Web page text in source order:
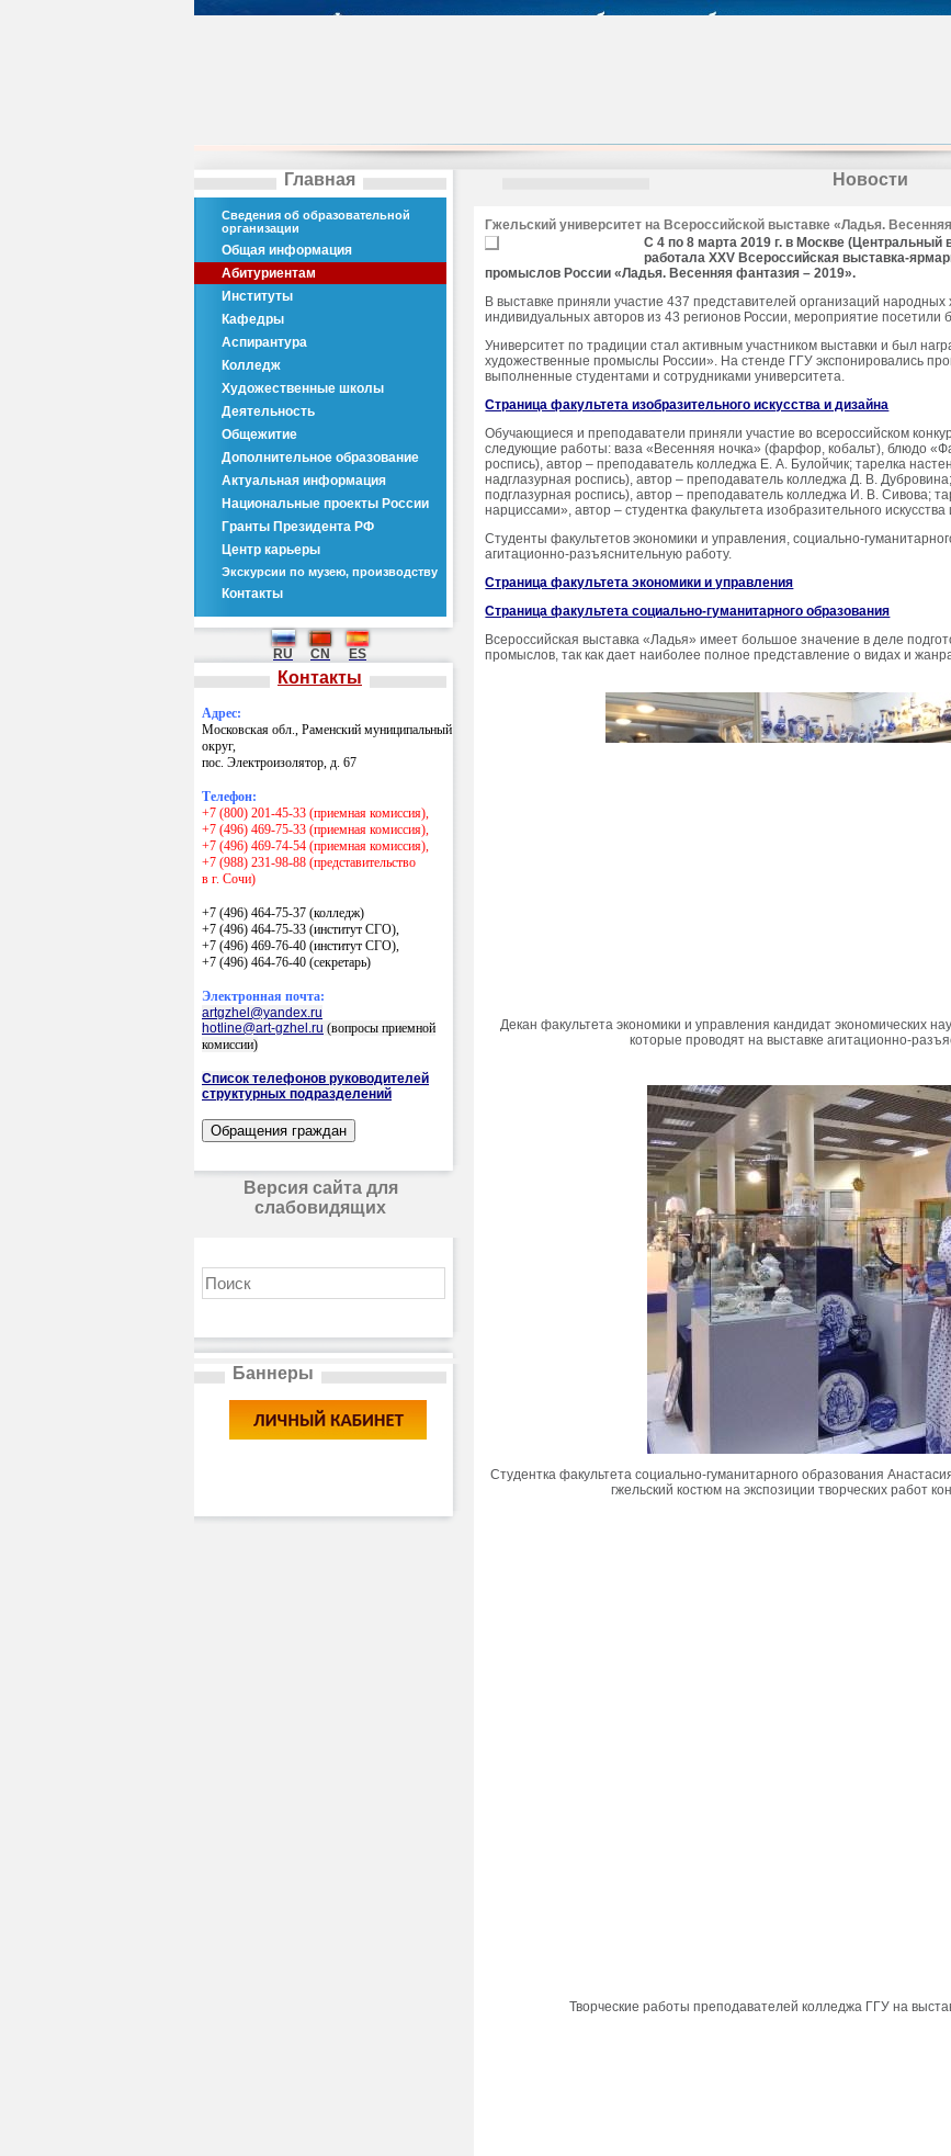
Главная
Сведения об образовательной
организации
Общая информация
Абитуриентам
Институты
Кафедры
Аспирантура
Колледж
Художественные школы
Деятельность
Общежитие
Дополнительное образование
Актуальная информация
Национальные проекты России
Гранты Президента РФ
Центр карьеры
Экскурсии по музею, производству
Контакты
RU CN ES
Контакты
Адрес:
Московская обл., Раменский муниципальный
округ,
пос. Электроизолятор, д. 67
Телефон:
+7 (800) 201-45-33 (приемная комиссия),
+7 (496) 469-75-33 (приемная комиссия),
+7 (496) 469-74-54 (приемная комиссия),
+7 (988) 231-98-88 (представительство
в г. Сочи)
+7 (496) 464-75-37 (колледж)
+7 (496) 464-75-33 (институт СГО),
+7 (496) 469-76-40 (институт СГО),
+7 (496) 464-76-40 (секретарь)
Электронная почта:
artgzhel@yandex.ru
hotline@art-gzhel.ru (вопросы приемной
комиссии)
Список телефонов руководителей
структурных подразделений
Версия сайта для
слабовидящих
Баннеры
Новости
Гжельский университет на Всероссийской выставке «Ладья.
С 4 по 8 марта 2019 г. в Москве
работала XXV Всероссийская выставка-
промыслов России «Ладья. Весенняя фантазия – 2019».
В выставке приняли участие 437 представителей организаций
индивидуальных авторов из 43 регионов России, мероприятие посетили
Университет по традиции стал активным участником выставки и был
художественные промыслы России». На стенде ГГУ экспонировались
выполненные студентами и сотрудниками университета.
Страница факультета изобразительного искусства и дизайна
Обучающиеся и преподаватели приняли участие во всероссийском
следующие работы: ваза «Весенняя ночка» (фарфор, кобальт), блюдо
роспись), автор – преподаватель колледжа Е. А. Булойчик; тарелка
надглазурная роспись), автор – преподаватель колледжа Д. В.
подглазурная роспись), автор – преподаватель колледжа И. В. Сивова;
нарциссами», автор – студентка факультета изобразительного
Студенты факультетов экономики и управления, социально-
агитационно-разъяснительную работу.
Страница факультета экономики и управления
Страница факультета социально-гуманитарного образования
Всероссийская выставка «Ладья» имеет большое значение в деле
промыслов, так как дает наиболее полное представление о видах и
Декан факультета экономики и управления кандидат экономических
которые проводят на выставке агитационно-
Студентка факультета социально-гуманитарного образования
гжельский костюм на экспозиции творческих работ
Творческие работы преподавателей колледжа ГГУ на